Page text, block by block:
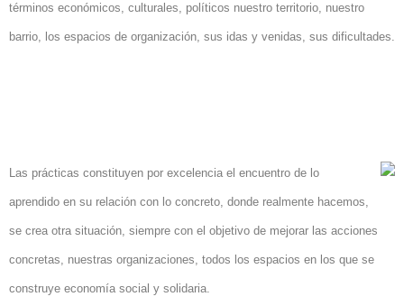
términos económicos, culturales, políticos nuestro territorio, nuestro
barrio, los espacios de organización, sus idas y venidas, sus dificultades.
Las prácticas constituyen por excelencia el encuentro de lo
aprendido en su relación con lo concreto, donde realmente hacemos,
se crea otra situación, siempre con el objetivo de mejorar las acciones
concretas, nuestras organizaciones, todos los espacios en los que se
construye economía social y solidaria.